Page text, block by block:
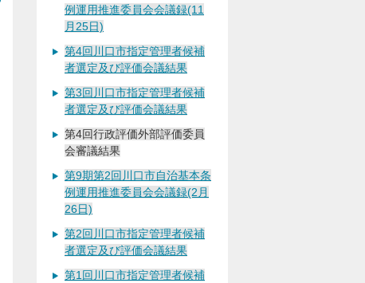
例運用推進委員会会議録(11
月25日)
第4回川口市指定管理者候補
者選定及び評価会議結果
第3回川口市指定管理者候補
者選定及び評価会議結果
第4回行政評価外部評価委員
会審議結果
第9期第2回川口市自治基本条
例運用推進委員会会議録(2月
26日)
第2回川口市指定管理者候補
者選定及び評価会議結果
第1回川口市指定管理者候補